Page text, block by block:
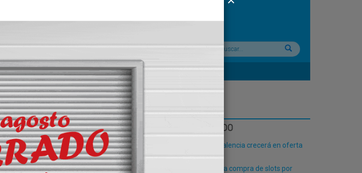
Buscar:
ESPAÑA INTERNACIONAL
ibérico LO MÁS LEÍDO
El Puerto de Valencia crecerá en oferta
Renfe ofrece la compra de slots por